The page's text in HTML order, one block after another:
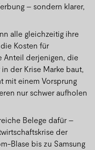
– sondern klarer,
alle gleichzeitig ihre
Kosten für
Anteil derjenigen, die
der Krise Marke baut,
mit einem Vorsprung
nur schwer aufholen
Belege dafür –
der
Blase bis zu Samsung